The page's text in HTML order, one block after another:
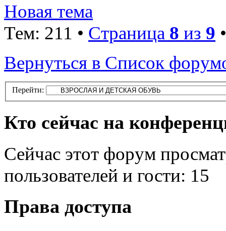
Новая тема
Тем: 211 • Страница 8 из 9
Вернуться в Список
Перейти:
Кто сейчас на
Сейчас этот форум
пользователей и гости: 15
Права доступа